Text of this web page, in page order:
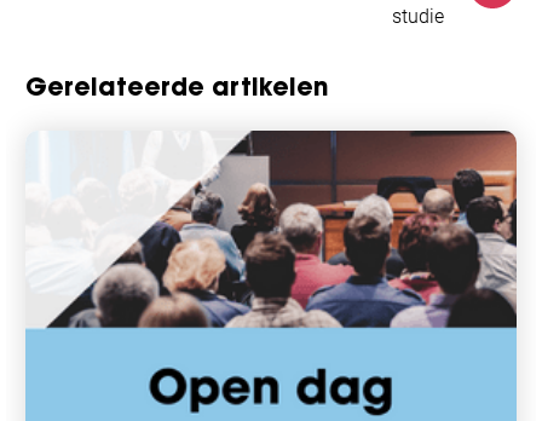
studie
Gerelateerde artikelen